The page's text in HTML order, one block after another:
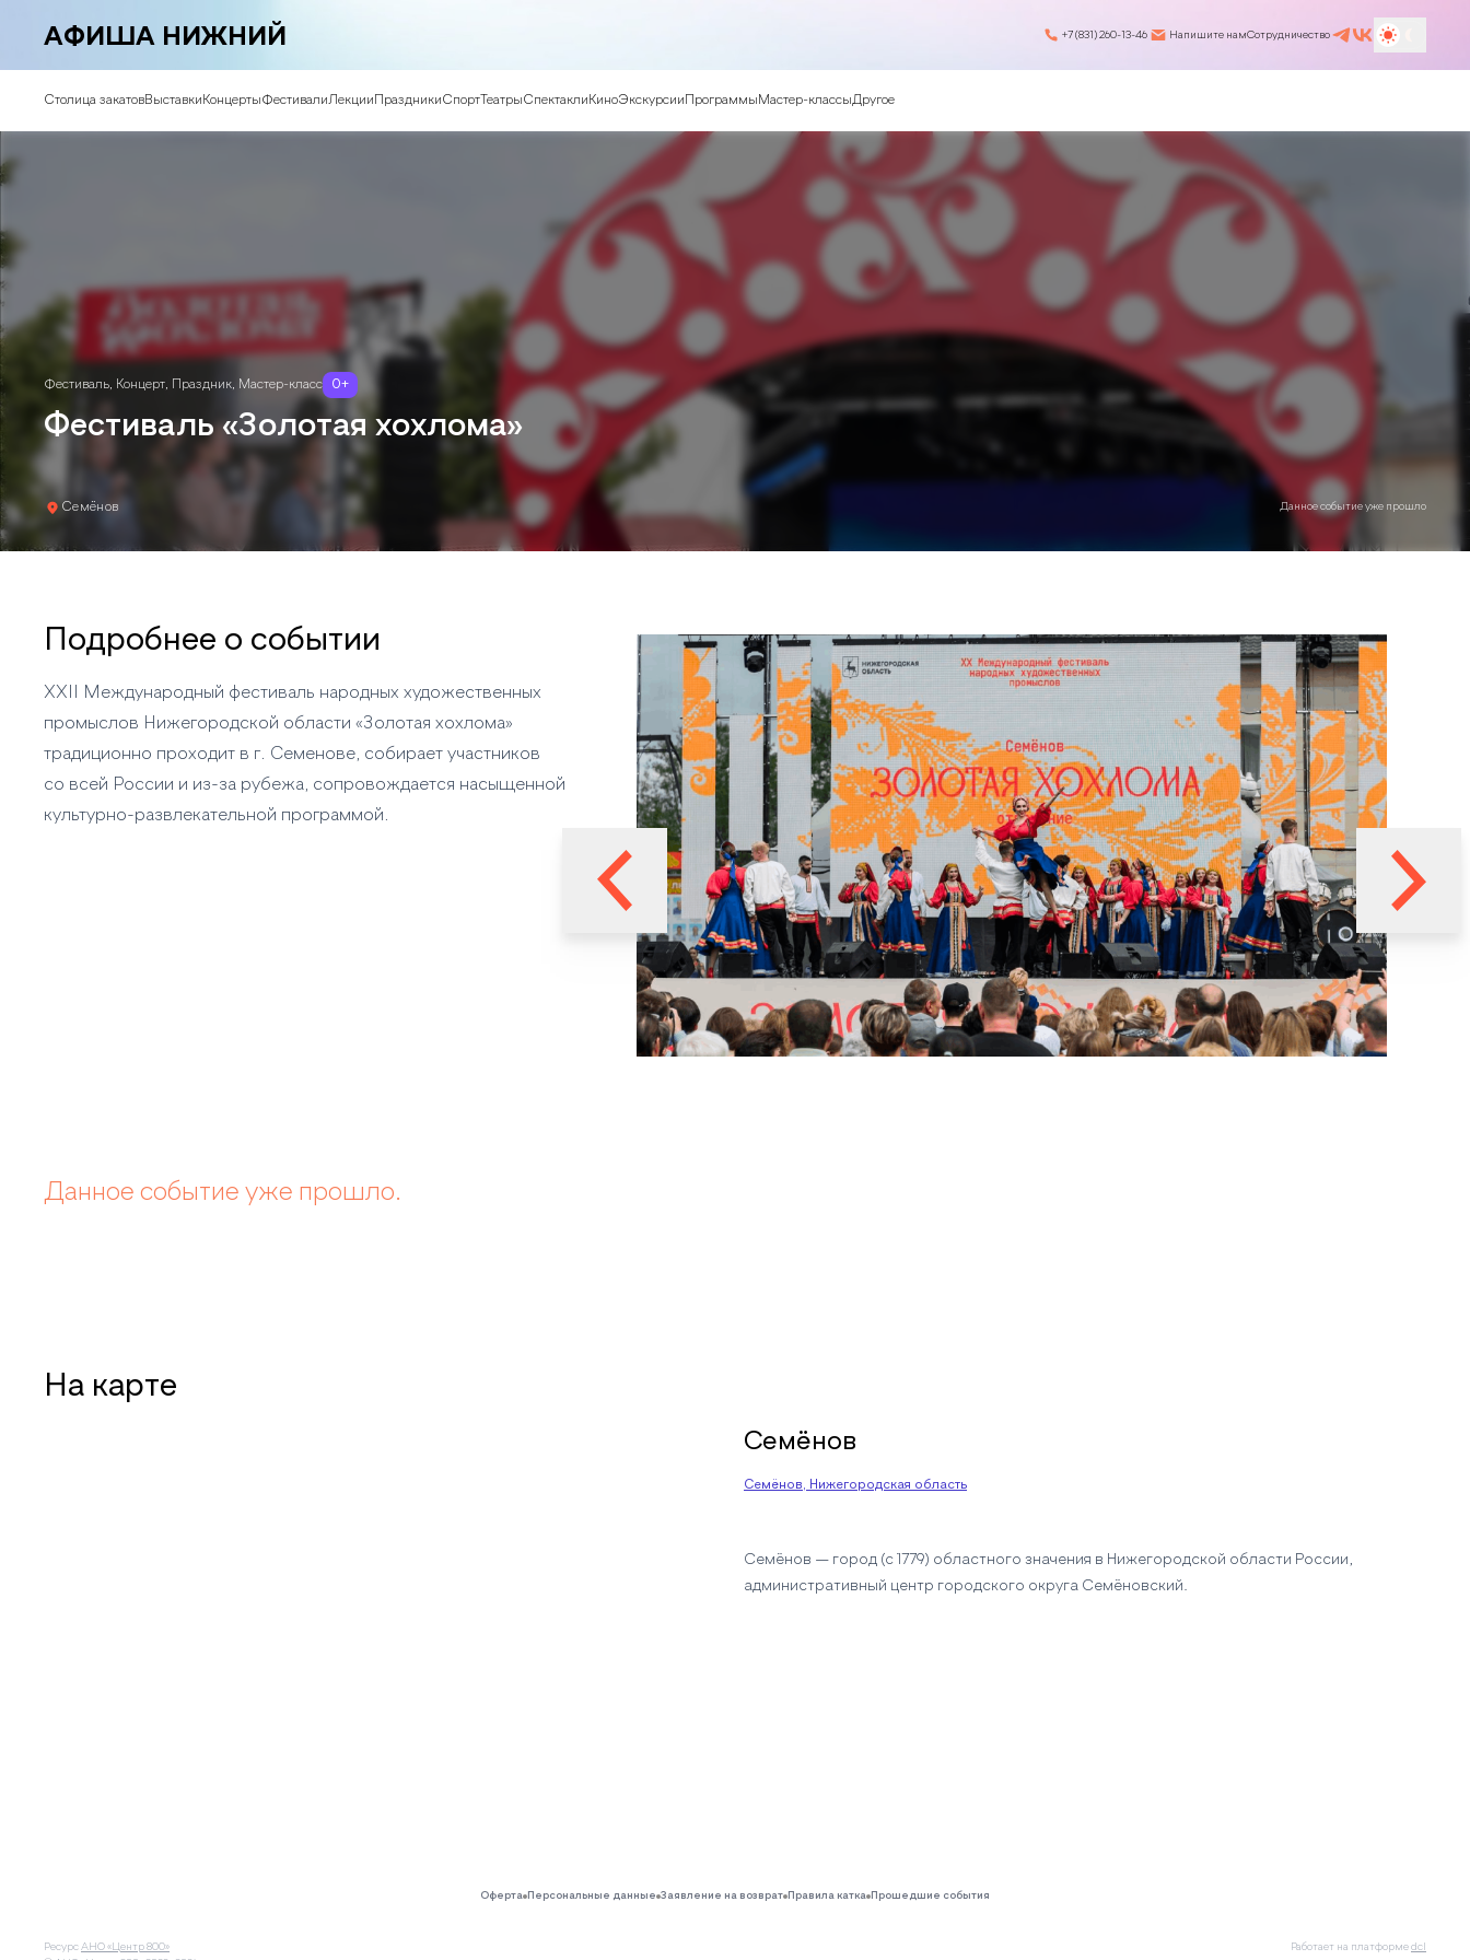
АФИША НИЖНИЙ +7 (831) 260-13-46 Напишите намСотрудничество
Столица закатовВыставкиКонцертыФестивалиЛекции ПраздникиСпорт ТеатрыСпектаклиКиноЭкскурсии Программы Мастер-классыДругое
Фестиваль, Концерт, Праздник, Мастер-класс 0+
Фестиваль «Золотая хохлома»
Семёнов Данное событие уже прошло
Подробнее о событии
XXII Международный фестиваль народных художественных
промыслов Нижегородской области «Золотая хохлома»
традиционно проходит в г. Семенове, собирает участников
со всей России и из-за рубежа, сопровождается насыщенной
культурно-развлекательной программой.
Данное событие уже прошло.
На карте
Семёнов
Семёнов, Нижегородская область
Семёнов — город (с 1779) областного значения в Нижегородской области России,
административный центр городского округа Семёновский.
Оферта Персональные данные Заявление на возврат Правила катка Прошедшие события
Ресурс АНО «Центр 800»
Работает на платформе dcl